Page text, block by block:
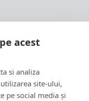
acest
si analiza
site-ului,
pe social media și